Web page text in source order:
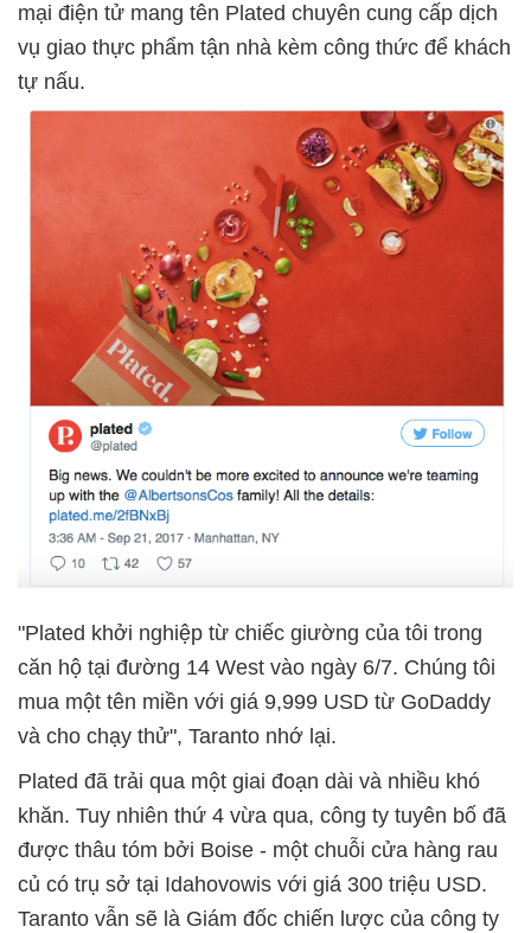
mại điện tử mang tên Plated chuyên cung cấp dịch
vụ giao thực phẩm tận nhà kèm công thức để khách
tự nấu.
"Plated khởi nghiệp từ chiếc giường của tôi trong
căn hộ tại đường 14 West vào ngày 6/7. Chúng tôi
mua một tên miền với giá 9,999 USD từ GoDaddy
và cho chạy thử", Taranto nhớ lại.
Plated đã trải qua một giai đoạn dài và nhiều khó
khăn. Tuy nhiên thứ 4 vừa qua, công ty tuyên bố đã
được thâu tóm bởi Boise - một chuỗi cửa hàng rau
củ có trụ sở tại Idahovowis với giá 300 triệu USD.
Taranto vẫn sẽ là Giám đốc chiến lược của công ty